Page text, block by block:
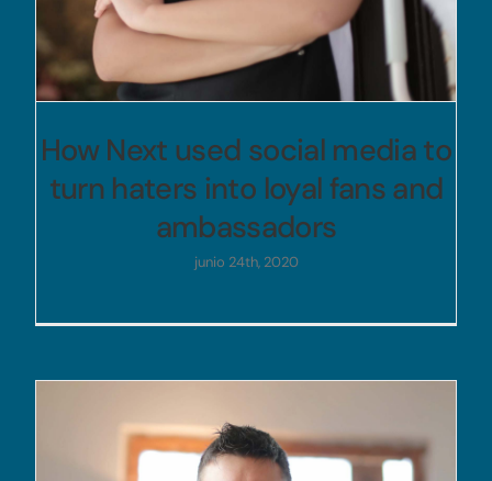
How Next used social media to
turn haters into loyal fans and
ambassadors
junio 24th, 2020